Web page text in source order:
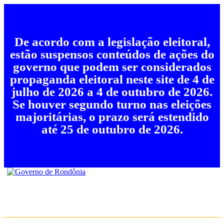
De acordo com a legislação eleitoral,
estão suspensos conteúdos de ações do
governo que podem ser considerados
propaganda eleitoral neste site de 4 de
julho de 2026 a 4 de outubro de 2026.
Se houver segundo turno nas eleições
majoritárias, o prazo será estendido
até 25 de outubro de 2026.